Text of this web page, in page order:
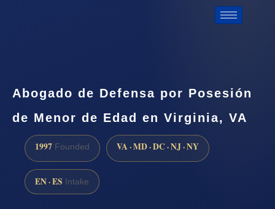
Abogado de Defensa por Posesión
de Menor de Edad en Virginia, VA
1997 Founded VA · MD · DC · NJ · NY
EN · ES Intake